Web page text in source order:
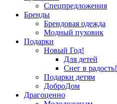
Спецпредложения
Бренды
Брендовая одежда
Модный пуховик
Подарки
Новый Год!
Для детей
Снег в радость!
Подарки детям
ДоброДом
Драгоценно